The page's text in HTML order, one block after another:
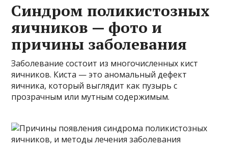
Синдром поликистозных
яичников — фото и
причины заболевания
Заболевание состоит из многочисленных кист
яичников. Киста — это аномальный дефект
яичника, который выглядит как пузырь с
прозрачным или мутным содержимым.